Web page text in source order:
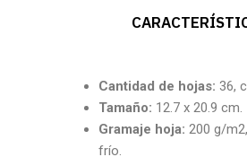
Cantidad de hojas: 36,
Tamaño: 12.7 x 20.9 cm.
Gramaje hoja: 200 g/
frío.